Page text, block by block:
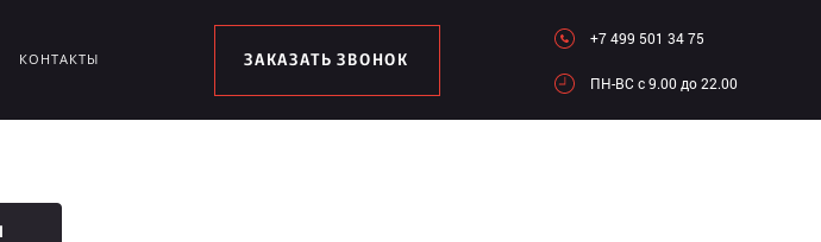
КОНТАКТЫ ЗАКАЗАТЬ ЗВОНОК
+7 499 501 34 75
ПН-ВC c 9.00 до 22.00